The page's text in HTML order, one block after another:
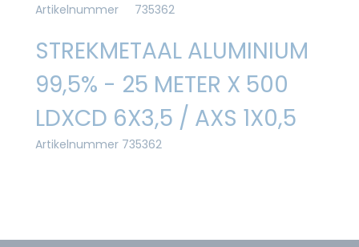
Artikelnummer 735362
STREKMETAAL ALUMINIUM
99,5% - 25 METER X 500
LDXCD 6X3,5 / AXS 1X0,5
Artikelnummer 735362